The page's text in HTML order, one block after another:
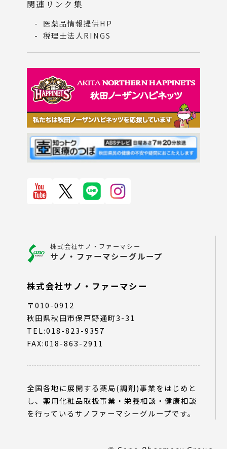
株式会社サノ・ファーマシー
サノ・ファーマシーグループ
株式会社サノ・ファーマシー
〒010-0912
秋田県秋田市保戸野通町3-31
TEL:018-823-9357
FAX:018-863-2911
全国各地に展開する薬局(調剤)事業をはじめと
し、薬用化粧品取扱事業・栄養相談・健康相談
を行っているサノファーマシーグループです。
関連リンク集
医薬品情報提供HP
税理士法人RINGS